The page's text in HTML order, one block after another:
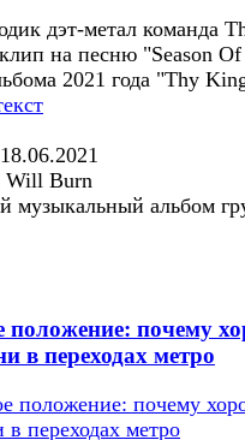
дэт-метал команда
на песню "Season
2021 года "Thy
Will Burn
музыкальный альбом
положение: почему
в переходах метро